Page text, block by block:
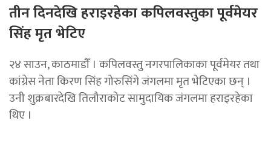
तीन दिनदेखि हराइरहेका कपिलवस्तुका पूर्वमेयर
सिंह मृत भेटिए
२४ साउन, काठमाडौँ । कपिलवस्तु नगरपालिकाका पूर्वमेयर तथा
कांग्रेस नेता किरण सिंह गोरुसिंगे जंगलमा मृत भेटिएका छन् ।
उनी शुक्रबारदेखि तिलौराकोट सामुदायिक जंगलमा हराइरहेका
थिए ।